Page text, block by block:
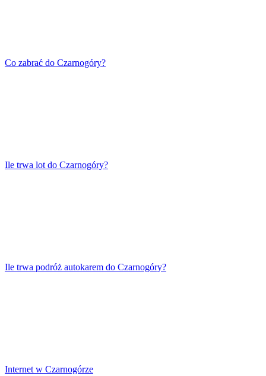
Co zabrać do Czarnogóry?
Ile trwa lot do Czarnogóry?
Ile trwa podróż autokarem do Czarnogóry?
Internet w Czarnogórze